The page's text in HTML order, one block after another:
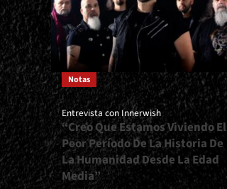
Notas
Entrevista con Innerwish
“Creo Que Estamos Viviendo El
Peor Período De La Historia De
La Humanidad Desde La Edad
Media”